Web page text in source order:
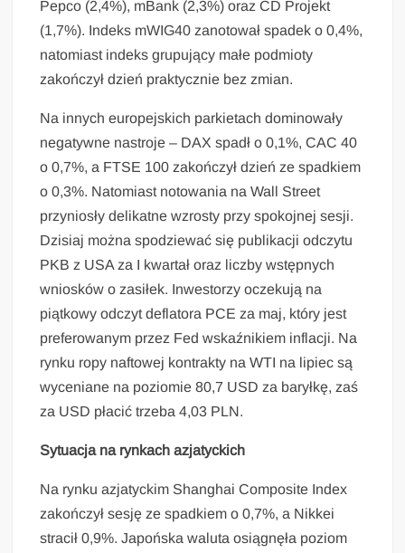
Pepco (2,4%), mBank (2,3%) oraz CD Projekt
(1,7%). Indeks mWIG40 zanotował spadek o 0,4%,
natomiast indeks grupujący małe podmioty
zakończył dzień praktycznie bez zmian.
Na innych europejskich parkietach dominowały
negatywne nastroje – DAX spadł o 0,1%, CAC 40
o 0,7%, a FTSE 100 zakończył dzień ze spadkiem
o 0,3%. Natomiast notowania na Wall Street
przyniosły delikatne wzrosty przy spokojnej sesji.
Dzisiaj można spodziewać się publikacji odczytu
PKB z USA za I kwartał oraz liczby wstępnych
wniosków o zasiłek. Inwestorzy oczekują na
piątkowy odczyt deflatora PCE za maj, który jest
preferowanym przez Fed wskaźnikiem inflacji. Na
rynku ropy naftowej kontrakty na WTI na lipiec są
wyceniane na poziomie 80,7 USD za baryłkę, zaś
za USD płacić trzeba 4,03 PLN.
Sytuacja na rynkach azjatyckich
Na rynku azjatyckim Shanghai Composite Index
zakończył sesję ze spadkiem o 0,7%, a Nikkei
stracił 0,9%. Japońska waluta osiągnęła poziom